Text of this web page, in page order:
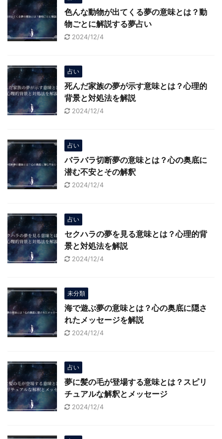
色んな動物が出てくる夢の意味とは？動
物ごとに解説する夢占い
2024/12/4
占い
死んだ家族の夢が示す意味とは？心理的
背景と対処法を解説
2024/12/4
占い
バラバラ切断夢の意味とは？心の奥底に
潜む不安とその解釈
2024/12/4
占い
セクハラの夢を見る意味とは？心理的背
景と対処法を解説
2024/12/4
未分類
海で遊ぶ夢の意味とは？心の奥底に隠さ
れたメッセージを解説
2024/12/4
占い
夢に髪の毛が登場する意味とは？スピリ
チュアルな解釈とメッセージ
2024/12/4